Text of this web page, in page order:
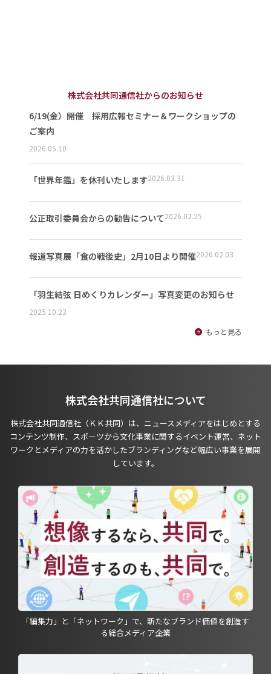
株式会社共同通信社からのお知らせ
6/19(金）開催 採用広報セミナー＆ワークショップの
ご案内
2026.05.10
「世界年鑑」を休刊いたします2026.03.31
公正取引委員会からの勧告について2026.02.25
報道写真展「食の戦後史」2月10日より開催2026.02.03
「羽生結弦 日めくりカレンダー」写真変更のお知らせ
2025.10.23
もっと見る
株式会社共同通信社について
株式会社共同通信社（ＫＫ共同）は、ニュースメディアをはじめとする
コンテンツ制作、スポーツから文化事業に関するイベント運営、ネット
ワークとメディアの力を活かしたブランディングなど幅広い事業を展開
しています。
「編集力」と「ネットワーク」で、新たなブランド価値を創造す
る総合メディア企業